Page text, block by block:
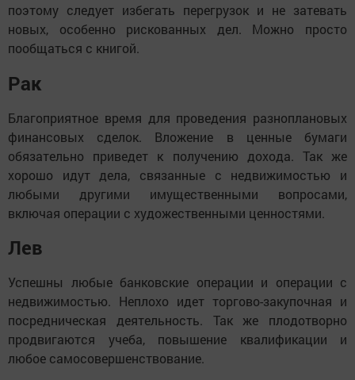
поэтому следует избегать перегрузок и не затевать
новых, особенно рискованных дел. Можно просто
пообщаться с книгой.
Рак
Благоприятное время для проведения разноплановых
финансовых сделок. Вложение в ценные бумаги
обязательно приведет к получению дохода. Так же
хорошо идут дела, связанные с недвижимостью и
любыми другими имущественными вопросами,
включая операции с художественными ценностями.
Лев
Успешны любые банковские операции и операции с
недвижимостью. Неплохо идет торгово-закупочная и
посредническая деятельность. Так же плодотворно
продвигаются учеба, повышение квалификации и
любое самосовершенствование.